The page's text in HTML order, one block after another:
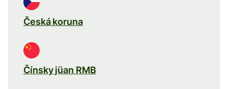
Česká koruna
Čínsky jüan RMB